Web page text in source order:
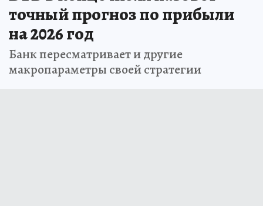
точный прогноз по прибыли
на 2026 год
Банк пересматривает и другие
макропараметры своей стратегии